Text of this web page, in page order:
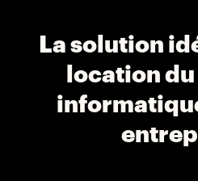
La solution
location